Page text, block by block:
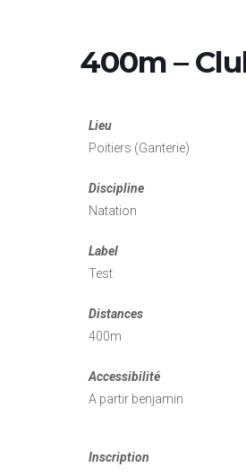
400m –
Lieu
Poitiers (Ganterie)
Discipline
Natation
Label
Test
Distances
400m
Accessibilité
A partir benjamin
Inscription